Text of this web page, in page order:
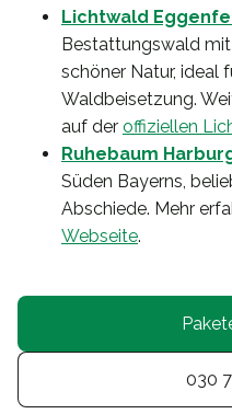
Lichtwald
Bestattungswald
schöner Natur, ideal
Waldbeisetzung.
auf der offiziellen
Ruhebaum
Süden Bayerns,
Abschiede. Mehr
Webseite.
030